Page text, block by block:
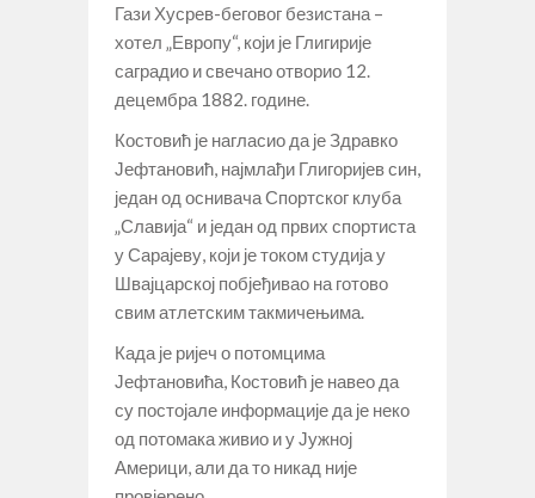
Гази Хусрев-беговог безистана –
хотел „Европу“, који је Глигирије
саградио и свечано отворио 12.
децембра 1882. године.
Костовић је нагласио да је Здравко
Јефтановић, најмлађи Глигоријев син,
један од оснивача Спортског клуба
„Славија“ и један од првих спортиста
у Сарајеву, који је током студија у
Швајцарској побјеђивао на готово
свим атлетским такмичењима.
Када је ријеч о потомцима
Јефтановића, Костовић је навео да
су постојале информације да је неко
од потомака живио и у Јужној
Америци, али да то никад није